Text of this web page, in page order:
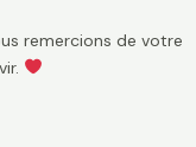
remercions de votre